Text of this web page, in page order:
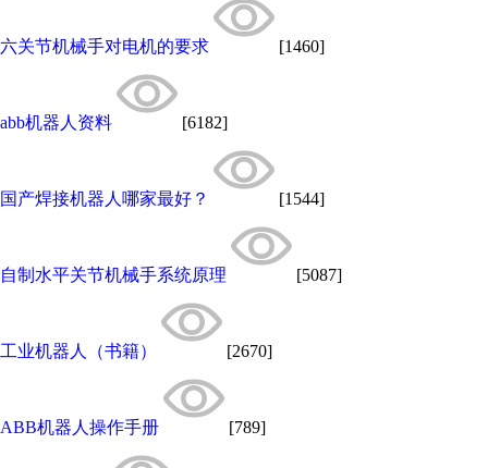
六关节机械手对电机的要求 [1460]
abb机器人资料 [6182]
国产焊接机器人哪家最好？ [1544]
自制水平关节机械手系统原理 [5087]
工业机器人（书籍） [2670]
ABB机器人操作手册 [789]